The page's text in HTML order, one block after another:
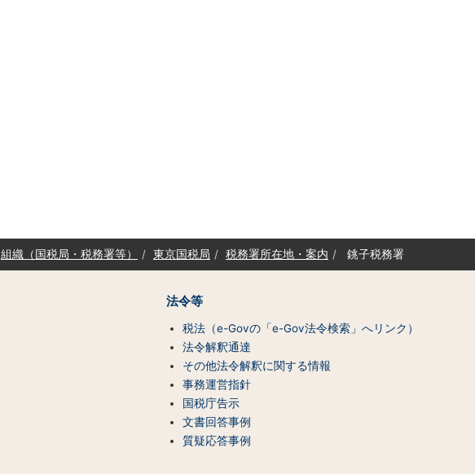
組織（国税局・税務署等） 東京国税局 税務署所在地・案内 銚子税務署
法令等
税法（e-Govの「e-Gov法令検索」へリンク）
法令解釈通達
その他法令解釈に関する情報
事務運営指針
国税庁告示
文書回答事例
質疑応答事例